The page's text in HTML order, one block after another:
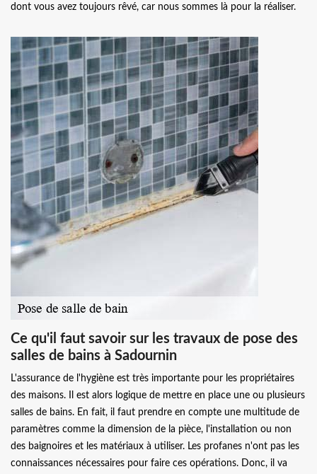
dont vous avez toujours rêvé, car nous sommes là pour la réaliser.
Ce qu'il faut savoir sur les travaux de pose des
salles de bains à Sadournin
L'assurance de l'hygiène est très importante pour les propriétaires
des maisons. Il est alors logique de mettre en place une ou plusieurs
salles de bains. En fait, il faut prendre en compte une multitude de
paramètres comme la dimension de la pièce, l'installation ou non
des baignoires et les matériaux à utiliser. Les profanes n'ont pas les
connaissances nécessaires pour faire ces opérations. Donc, il va